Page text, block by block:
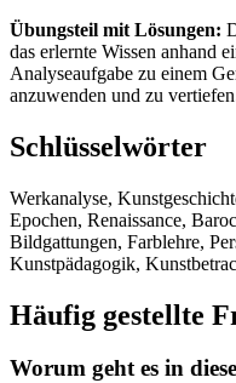
Übungsteil mit Lösungen:
das erlernte Wissen anhand
Analyseaufgabe zu einem
anzuwenden und zu
Schlüsselwörter
Werkanalyse,
Epochen, Renaissance,
Bildgattungen, Farblehre,
Kunstpädagogik,
Häufig gestellte
Worum geht es in